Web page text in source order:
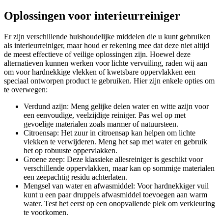
Oplossingen voor interieurreiniger
Er zijn verschillende huishoudelijke middelen die u kunt gebruiken
als interieurreiniger, maar houd er rekening mee dat deze niet altijd
de meest effectieve of veilige oplossingen zijn. Hoewel deze
alternatieven kunnen werken voor lichte vervuiling, raden wij aan
om voor hardnekkige vlekken of kwetsbare oppervlakken een
speciaal ontworpen product te gebruiken. Hier zijn enkele opties om
te overwegen:
Verdund azijn: Meng gelijke delen water en witte azijn voor
een eenvoudige, veelzijdige reiniger. Pas wel op met
gevoelige materialen zoals marmer of natuursteen.
Citroensap: Het zuur in citroensap kan helpen om lichte
vlekken te verwijderen. Meng het sap met water en gebruik
het op robuuste oppervlakken.
Groene zeep: Deze klassieke allesreiniger is geschikt voor
verschillende oppervlakken, maar kan op sommige materialen
een zeepachtig residu achterlaten.
Mengsel van water en afwasmiddel: Voor hardnekkiger vuil
kunt u een paar druppels afwasmiddel toevoegen aan warm
water. Test het eerst op een onopvallende plek om verkleuring
te voorkomen.